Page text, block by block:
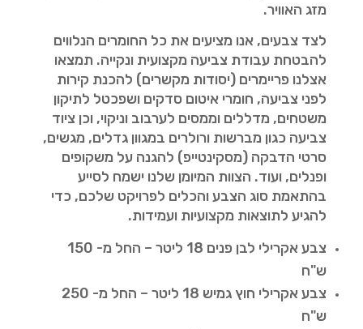
מזג האוויר.
לצד צבעים, אנו מציעים את כל החומרים הנלווים
להבטחת עבודת צביעה מקצועית ונקייה. תמצאו
אצלנו פריימרים (יסודות מקשרים) להכנת קירות
לפני צביעה, חומרי איטום סדקים ושפכטל לתיקון
משטחים, מדללים וממסים לערבוב וניקוי, וכן ציוד
צביעה כגון מברשות ורולרים במגוון גדלים, מגשים,
סרטי הדבקה (מסקינטייפ) להגנה על משקופים
ופנלים, ועוד. הצוות המיומן שלנו ישמח לסייע
בהתאמת סוג הצבע והכלים לפרויקט שלכם, כדי
להגיע לתוצאות מקצועיות ועמידות.
צבע אקרילי לבן פנים 18 ליטר – החל מ- 150
ש"ח
צבע אקרילי חוץ גמיש 18 ליטר – החל מ- 250
ש"ח